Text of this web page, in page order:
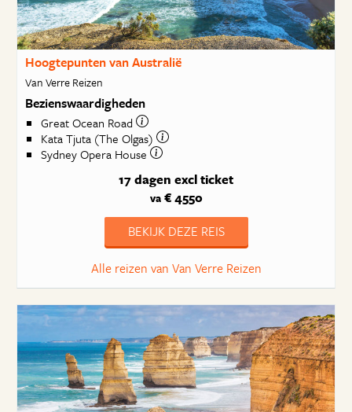
Hoogtepunten van Australië
Van Verre Reizen
Bezienswaardigheden
Great Ocean Road
Kata Tjuta (The Olgas)
Sydney Opera House
17 dagen excl ticket
va€ 4550
BEKIJK DEZE REIS
Alle reizen van Van Verre Reizen